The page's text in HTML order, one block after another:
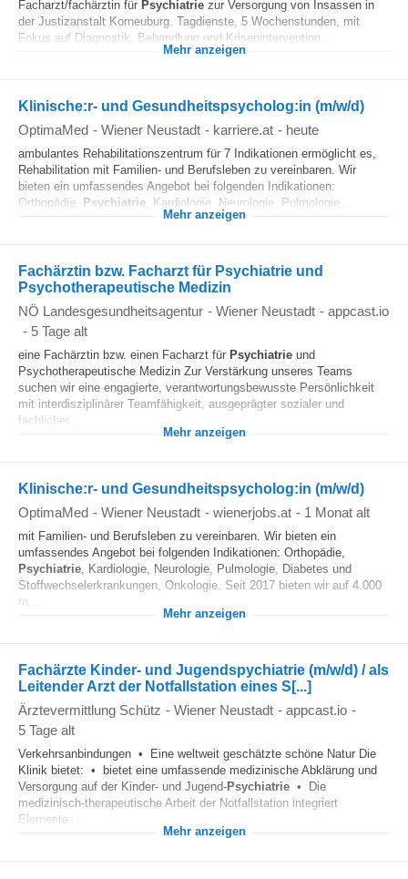
Facharzt/fachärztin für Psychiatrie zur Versorgung von Insassen in
der Justizanstalt Korneuburg. Tagdienste, 5 Wochenstunden, mit
Fokus auf Diagnostik, Behandlung und Krisenintervention...
Mehr anzeigen
Klinische:r- und Gesundheitspsycholog:in (m/w/d)
OptimaMed - Wiener Neustadt - karriere.at - heute
ambulantes Rehabilitationszentrum für 7 Indikationen ermöglicht es,
Rehabilitation mit Familien- und Berufsleben zu vereinbaren. Wir
bieten ein umfassendes Angebot bei folgenden Indikationen:
Orthopädie, Psychiatrie , Kardiologie, Neurologie, Pulmologie...
Mehr anzeigen
Fachärztin bzw. Facharzt für Psychiatrie und
Psychotherapeutische Medizin
NÖ Landesgesundheitsagentur - Wiener Neustadt - appcast.io
- 5 Tage alt
eine Fachärztin bzw. einen Facharzt für Psychiatrie und
Psychotherapeutische Medizin Zur Verstärkung unseres Teams
suchen wir eine engagierte, verantwortungsbewusste Persönlichkeit
mit interdisziplinärer Teamfähigkeit, ausgeprägter sozialer und
fachlicher...
Mehr anzeigen
Klinische:r- und Gesundheitspsycholog:in (m/w/d)
OptimaMed - Wiener Neustadt - wienerjobs.at - 1 Monat alt
mit Familien- und Berufsleben zu vereinbaren. Wir bieten ein
umfassendes Angebot bei folgenden Indikationen: Orthopädie,
Psychiatrie, Kardiologie, Neurologie, Pulmologie, Diabetes und
Stoffwechselerkrankungen, Onkologie. Seit 2017 bieten wir auf 4.000
m...
Mehr anzeigen
Fachärzte Kinder- und Jugendspychiatrie (m/w/d) / als
Leitender Arzt der Notfallstation eines S[...]
Ärztevermittlung Schütz - Wiener Neustadt - appcast.io -
5 Tage alt
Verkehrsanbindungen • Eine weltweit geschätzte schöne Natur Die
Klinik bietet: • bietet eine umfassende medizinische Abklärung und
Versorgung auf der Kinder- und Jugend-Psychiatrie • Die
medizinisch-therapeutische Arbeit der Notfallstation integriert
Elemente...
Mehr anzeigen